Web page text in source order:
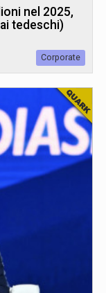
nel 2025,
tedeschi)
Corporate